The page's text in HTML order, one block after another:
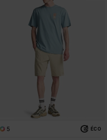
5 ÉCO